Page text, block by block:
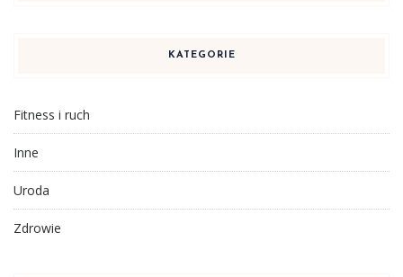
KATEGORIE
Fitness i ruch
Inne
Uroda
Zdrowie